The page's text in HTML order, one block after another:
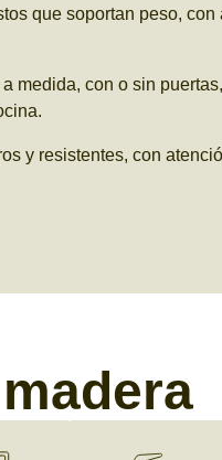
que soportan peso, con
medida, con o sin
y resistentes, con